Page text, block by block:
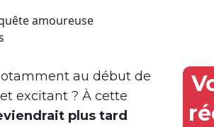
amoureuse
au début de
excitant ? À cette
plus tard